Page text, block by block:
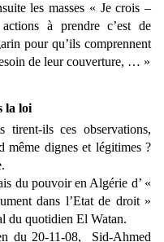
les masses « Je crois –
à prendre c’est de
pour qu’ils comprennent
de leur couverture, … »
la loi
tirent-ils ces observations,
même dignes et légitimes ?
du pouvoir en Algérie d’ «
dans l’Etat de droit »
du quotidien El Watan.
du 20-11-08, Sid-Ahmed